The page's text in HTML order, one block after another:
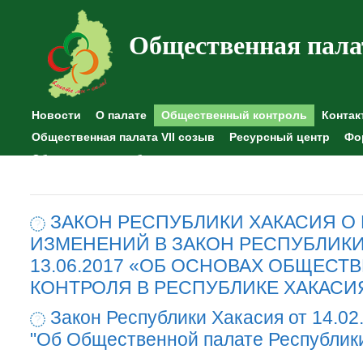
Общественная
Новости О палате Общественный контроль
Общественная палата VII созыв
Ресурсный центр
Общественные наблюдения
ЗАКОН РЕСПУБЛИКИ ХАКАСИЯ
ИЗМЕНЕНИЙ В ЗАКОН
13.06.2017 «ОБ ОСНОВАХ
КОНТРОЛЯ В РЕСПУБЛИКЕ
Закон Республики Хакасия от
"Об Общественной палате